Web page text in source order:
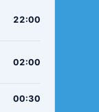
22:00
02:00
00:30